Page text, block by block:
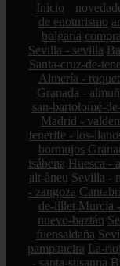
Inicio
de enoturismo
bulgaria
Sevilla - sevilla
Santa-cruz-de-
Almería -
Granada -
san-bartolomé-
Madrid -
tenerife - los-
bormujos
isábena Huesca -
alt-àneu Sevilla -
- zangoza
de-lillet Murcia
nuevo-baztán
fuensaldaña
pampaneira La-
- santa-susanna